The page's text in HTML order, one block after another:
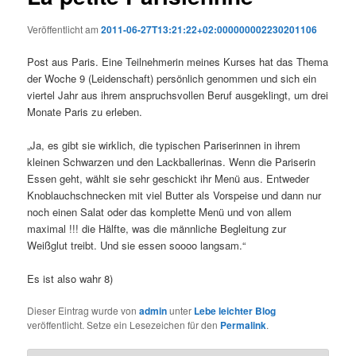
Veröffentlicht am2011-06-27T13:21:22+02:000000002230201106
Post aus Paris. Eine Teilnehmerin meines Kurses hat das Thema
der Woche 9 (Leidenschaft) persönlich genommen und sich ein
viertel Jahr aus ihrem anspruchsvollen Beruf ausgeklingt, um drei
Monate Paris zu erleben.
„Ja, es gibt sie wirklich, die typischen Pariserinnen in ihrem
kleinen Schwarzen und den Lackballerinas. Wenn die Pariserin
Essen geht, wählt sie sehr geschickt ihr Menü aus. Entweder
Knoblauchschnecken mit viel Butter als Vorspeise und dann nur
noch einen Salat oder das komplette Menü und von allem
maximal !!! die Hälfte, was die männliche Begleitung zur
Weißglut treibt. Und sie essen soooo langsam.“
Es ist also wahr 8)
Dieser Eintrag wurde vonadminunter Lebe leichter Blog
veröffentlicht. Setze ein Lesezeichen für den Permalink.